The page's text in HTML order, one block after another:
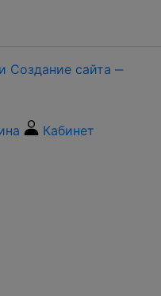
Создание сайта ‒
Кабинет